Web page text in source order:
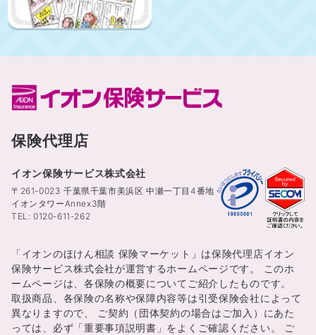
保険代理店
イオン保険サービス株式会社
〒261-0023 千葉県千葉市美浜区 中瀬一丁目4番地
イオンタワーAnnex3階
TEL: 0120-611-262
「イオンのほけん相談 保険マーケット」は保険代理店イオン
保険サービス株式会社が運営するホームページです。 このホ
ームページは、各保険の概要についてご紹介したものです。
取扱商品、各保険の名称や保障内容等は引受保険会社によって
異なりますので、 ご契約（団体契約の場合はご加入）にあた
っては、必ず「重要事項説明書」をよくご確認ください。 ご